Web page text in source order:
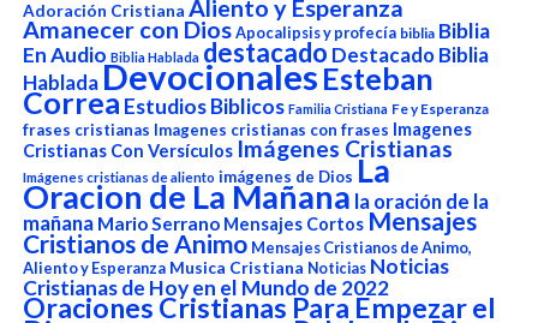
Adoración Cristiana Aliento y Esperanza
Amanecer con Dios Apocalipsis y profecía biblia Biblia
En Audio Biblia Hablada destacado Destacado Biblia
HabladaDevocionalesEsteban
Correa Estudios Biblicos Familia Cristiana Fe y Esperanza
frases cristianas Imagenes cristianas con frases Imagenes
Cristianas Con Versículos Imágenes Cristianas
Imágenes cristianas de aliento imágenes de Dios La
Oracion de La Mañana la oración de la
mañana Mario Serrano Mensajes Cortos Mensajes
Cristianos de Animo Mensajes Cristianos de Animo,
Aliento y Esperanza Musica Cristiana Noticias Noticias
Cristianas de Hoy en el Mundo de 2022
Oraciones Cristianas Para Empezar el